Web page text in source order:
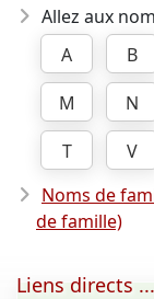
Allez aux
A
B
M
N
T
V
Noms de
de famille)
Liens directs ...